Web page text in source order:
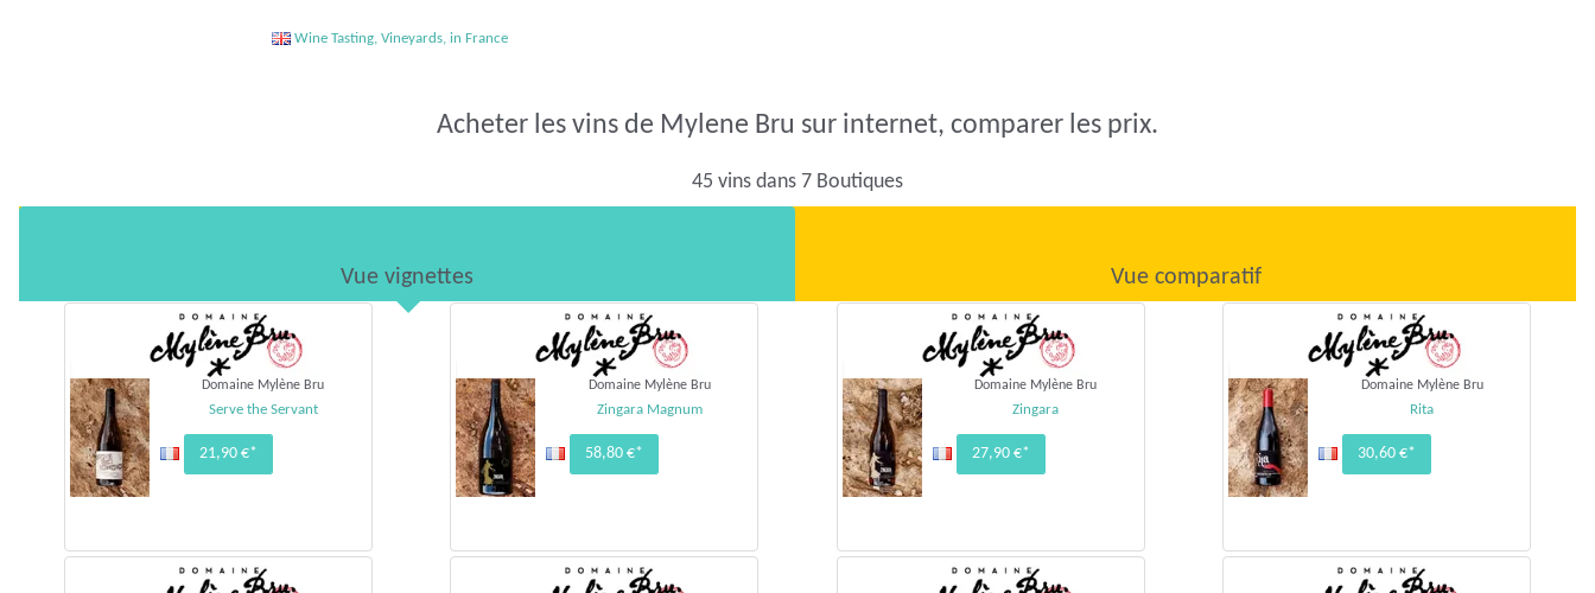
Wine Tasting, Vineyards, in France
Acheter les vins de Mylene Bru sur internet, comparer les prix.
45 vins dans 7 Boutiques
Vue vignettes Vue comparatif
Domaine Mylène Bru
Serve the Servant
21,90 €*
Domaine Mylène Bru
Zingara Magnum
58,80 €*
Domaine Mylène Bru
Zingara
27,90 €*
Domaine Mylène Bru
Rita
30,60 €*